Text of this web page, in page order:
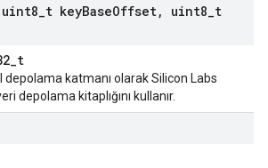
t keyBaseOffset, uint8 t
katmanı olarak Silicon Labs
depolama kitaplığını kullanır.